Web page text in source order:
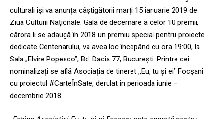
culturali își va anunța câștigătorii marți 15 ianuarie 2019 de
Ziua Culturii Naționale. Gala de decernare a celor 10 premii,
cărora li se adaugă în 2018 un premiu special pentru proiecte
dedicate Centenarului, va avea loc începând cu ora 19:00, la
Sala „Elvire Popesco”, Bd. Dacia 77, București. Printre cei
nominalizați se află Asociația de tineret ,,Eu, tu și ei” Focșani
cu proiectul #CarteÎnSate, derulat în perioada iunie –
decembrie 2018.